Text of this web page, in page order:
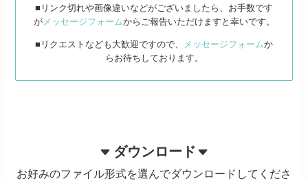
■リンク切れや画像違いなどがございましたら、お手数です
がメッセージフォームからご報告いただけますと幸いです。
■リクエストなども大歓迎ですので、 メッセージフォームか
らお待ちしております。
ダウンロード
お好みのファイル形式を選んでダウンロードしてくださ